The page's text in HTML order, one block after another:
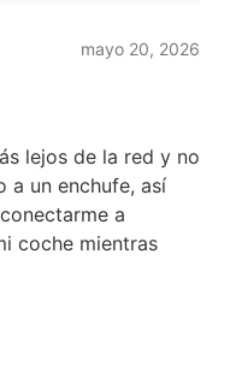
mayo 20, 2026
lejos de la red y no
a un enchufe, así
a
coche mientras